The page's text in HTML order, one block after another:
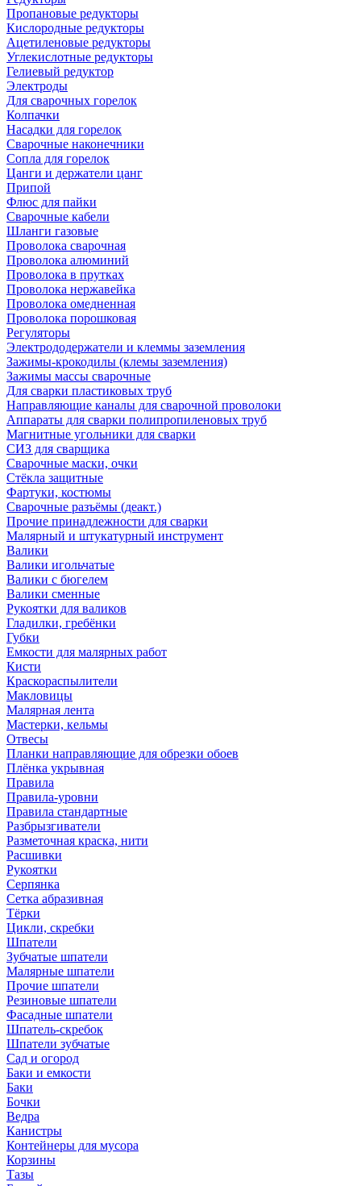
Пропановые редукторы
Кислородные редукторы
Ацетиленовые редукторы
Углекислотные редукторы
Гелиевый редуктор
Электроды
Для сварочных горелок
Колпачки
Насадки для горелок
Сварочные наконечники
Сопла для горелок
Цанги и держатели цанг
Припой
Флюс для пайки
Сварочные кабели
Шланги газовые
Проволока сварочная
Проволока алюминий
Проволока в прутках
Проволока нержавейка
Проволока омедненная
Проволока порошковая
Регуляторы
Электрододержатели и клеммы заземления
Зажимы-крокодилы (клемы заземления)
Зажимы массы сварочные
Для сварки пластиковых труб
Направляющие каналы для сварочной проволоки
Аппараты для сварки полипропиленовых труб
Магнитные угольники для сварки
СИЗ для сварщика
Сварочные маски, очки
Стёкла защитные
Фартуки, костюмы
Сварочные разъёмы (деакт.)
Прочие принадлежности для сварки
Малярный и штукатурный инструмент
Валики
Валики игольчатые
Валики с бюгелем
Валики сменные
Рукоятки для валиков
Гладилки, гребёнки
Губки
Емкости для малярных работ
Кисти
Краскораспылители
Макловицы
Малярная лента
Мастерки, кельмы
Отвесы
Планки направляющие для обрезки обоев
Плёнка укрывная
Правила
Правила-уровни
Правила стандартные
Разбрызгиватели
Разметочная краска, нити
Расшивки
Рукоятки
Серпянка
Сетка абразивная
Тёрки
Цикли, скребки
Шпатели
Зубчатые шпатели
Малярные шпатели
Прочие шпатели
Резиновые шпатели
Фасадные шпатели
Шпатель-скребок
Шпатели зубчатые
Сад и огород
Баки и емкости
Баки
Бочки
Ведра
Канистры
Контейнеры для мусора
Корзины
Тазы